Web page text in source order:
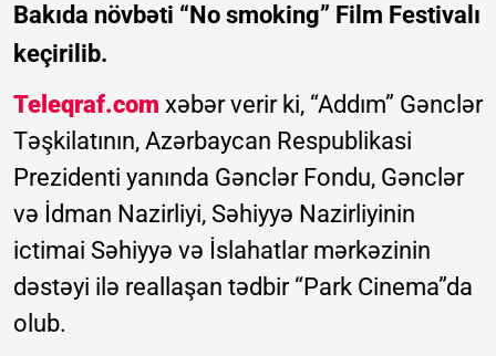
Bakıda növbəti “No smoking” Film Festivalı
keçirilib.
Teleqraf.com xəbər verir ki, “Addım” Gənclər
Təşkilatının, Azərbaycan Respublikasi
Prezidenti yanında Gənclər Fondu, Gənclər
və İdman Nazirliyi, Səhiyyə Nazirliyinin
ictimai Səhiyyə və İslahatlar mərkəzinin
dəstəyi ilə reallaşan tədbir “Park Cinema”da
olub.